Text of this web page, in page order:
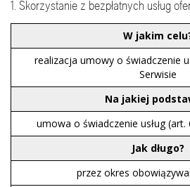
1. Skorzystanie z bezpłatnych usług
W jakim
realizacja umowy o świadczenie
Serwisie
Na jakiej
umowa o świadczenie usług (art.
Jak długo?
przez okres